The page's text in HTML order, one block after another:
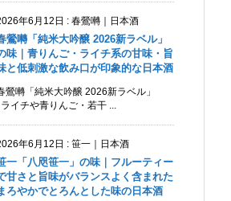
年6月12日 : 春鶯囀｜日本酒
鶯囀「純米大吟醸 2026新ラベル」
味｜青りんご・ライチ系の甘味・旨
と低刺激な飲み口が印象的な日本酒
鶯囀「純米大吟醸 2026新ラベル」
イチや青りんご・若干 ...
年6月12日 : 笹一｜日本酒
一「八咫笹一」の味｜フルーティー
甘さと旨味がバランスよく含まれた
ろやかでとろんとした味の日本酒